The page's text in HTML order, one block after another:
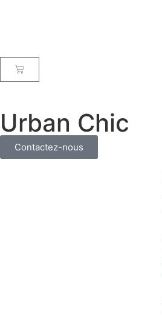
Urban Chic
Contactez-nous